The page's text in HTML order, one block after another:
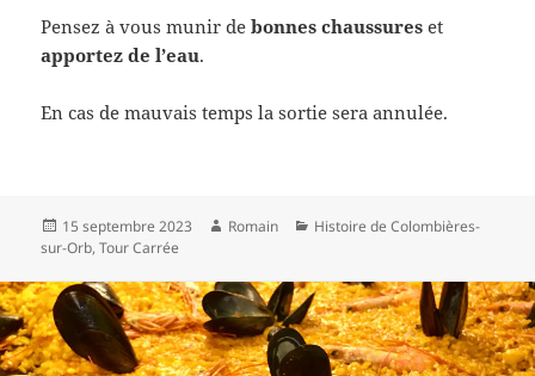
Pensez à vous munir debonnes chaussures et
apportez de l’eau.
En cas de mauvais temps la sortie sera annulée.
Publié
le
15 septembre 2023 Auteur
Romain Catégories
Histoire de Colombières-
sur-Orb,Tour Carrée